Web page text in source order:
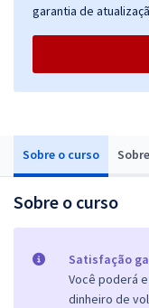
Sobre o curso
Sobre o curso
Satisfação
Você poderá
dinheiro de
garantia de